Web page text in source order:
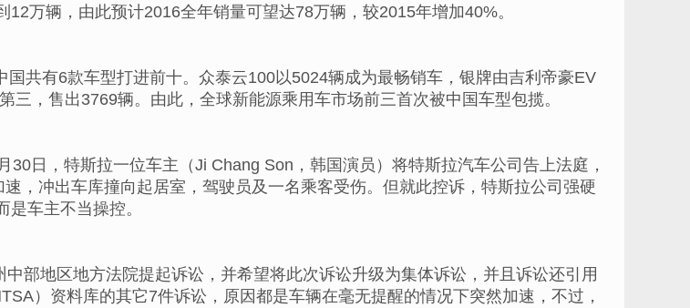
万辆，由此预计2016全年销量可望达78万辆，较2015年增加40%。
国共有6款车型打进前十。众泰云100以5024辆成为最畅销车，银牌由吉利帝豪EV
三，售出3769辆。由此，全球新能源乘用车市场前三首次被中国车型包揽。
30日，特斯拉一位车主（Ji Chang Son，韩国演员）将特斯拉汽车公司告上法庭，
，冲出车库撞向起居室，驾驶员及一名乘客受伤。但就此控诉，特斯拉公司强硬
车主不当操控。
部地区地方法院提起诉讼，并希望将此次诉讼升级为集体诉讼，并且诉讼还引用
）资料库的其它7件诉讼，原因都是车辆在毫无提醒的情况下突然加速，不过，